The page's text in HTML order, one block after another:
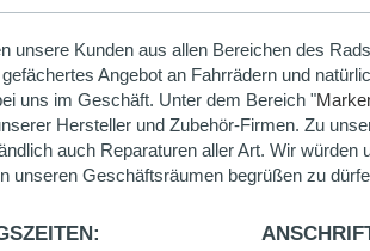
unsere Kunden aus allen Bereichen des
Angebot an Fahrrädern und
uns im Geschäft. Unter dem Bereich "
Hersteller und Zubehör-Firmen. Zu
auch Reparaturen aller Art. Wir würden
unseren Geschäftsräumen begrüßen zu